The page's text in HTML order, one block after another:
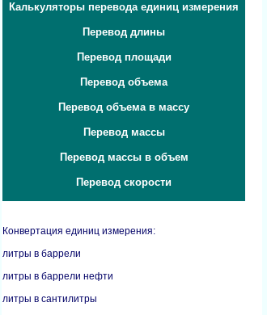
Калькуляторы перевода единиц измерения
Перевод длины
Перевод площади
Перевод объема
Перевод объема в массу
Перевод массы
Перевод массы в объем
Перевод скорости
Конвертация единиц измерения:
литры в баррели
литры в баррели нефти
литры в сантилитры